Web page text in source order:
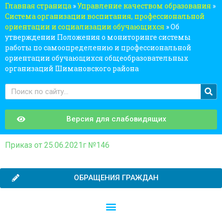
Главная страница »Управление качеством образования »
Система организации воспитания, профессиональной
ориентации и социализации обучающихся »Об
утверждении Положения о мониторинге системы
работы по самоопределению и профессиональной
ориентации обучающихся общеобразовательных
организаций Шимановского района
Версия для слабовидящих
Приказ от 25.06.2021г №146
ОБРАЩЕНИЯ ГРАЖДАН